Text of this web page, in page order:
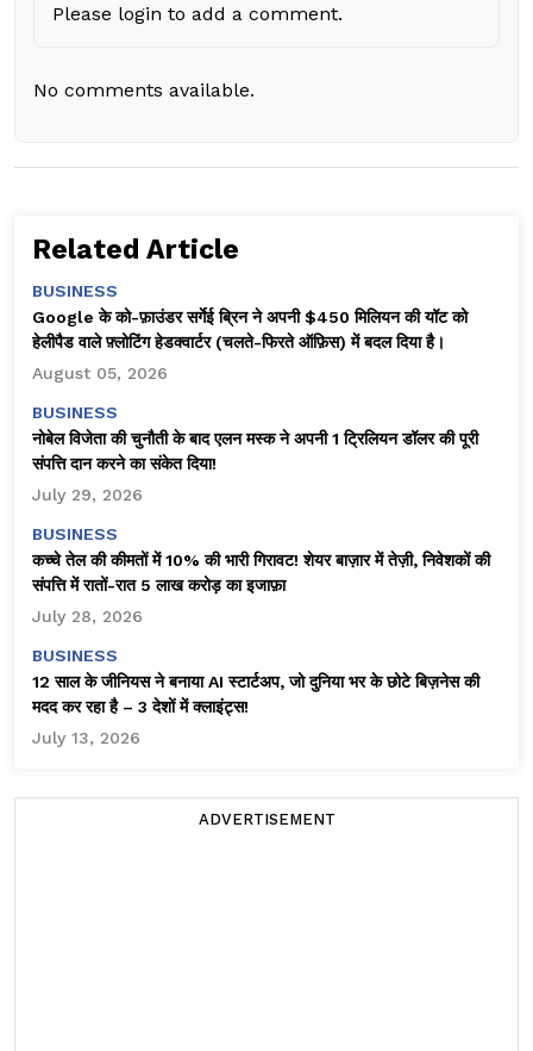
Please login to add a comment.
No comments available.
Related Article
BUSINESS
Google के को-फ़ाउंडर सर्गेई ब्रिन ने अपनी $450 मिलियन की यॉट को
हेलीपैड वाले फ़्लोटिंग हेडक्वार्टर (चलते-फिरते ऑफ़िस) में बदल दिया है।
August 05, 2026
BUSINESS
नोबेल विजेता की चुनौती के बाद एलन मस्क ने अपनी 1 ट्रिलियन डॉलर की पूरी
संपत्ति दान करने का संकेत दिया!
July 29, 2026
BUSINESS
कच्चे तेल की कीमतों में 10% की भारी गिरावट! शेयर बाज़ार में तेज़ी, निवेशकों की
संपत्ति में रातों-रात ₹5 लाख करोड़ का इजाफ़ा
July 28, 2026
BUSINESS
12 साल के जीनियस ने बनाया AI स्टार्टअप, जो दुनिया भर के छोटे बिज़नेस की
मदद कर रहा है – 3 देशों में क्लाइंट्स!
July 13, 2026
ADVERTISEMENT